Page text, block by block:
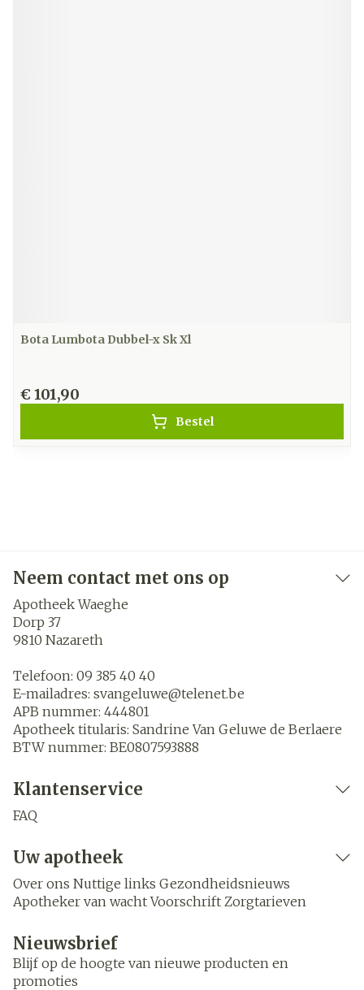
Bota Lumbota Dubbel-x Sk Xl
€ 101,90
Bestel
Neem contact met ons op
Apotheek Waeghe
Dorp 37
9810 Nazareth
Telefoon: 09 385 40 40
E-mailadres: svangeluwe@telenet.be
APB nummer: 444801
Apotheek titularis: Sandrine Van Geluwe de Berlaere
BTW nummer: BE0807593888
Klantenservice
FAQ
Uw apotheek
Over ons Nuttige links Gezondheidsnieuws
Apotheker van wacht Voorschrift Zorgtarieven
Nieuwsbrief
Blijf op de hoogte van nieuwe producten en
promoties